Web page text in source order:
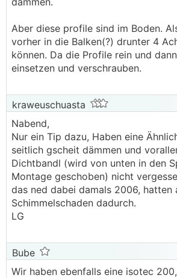
Aber diese profile sind im Boden.
vorher in die Balken(?) drunter 4
können. Da die Profile rein und
einsetzen und verschrauben.
kraweuschuasta
Nabend,
Nur ein Tip dazu, Haben eine
seitlich gscheit dämmen und
Dichtbandl (wird von unten in den
Montage geschoben) nicht
das ned dabei damals 2006, hatten
Schimmelschaden dadurch.
LG
Bube
Wir haben ebenfalls eine isotec